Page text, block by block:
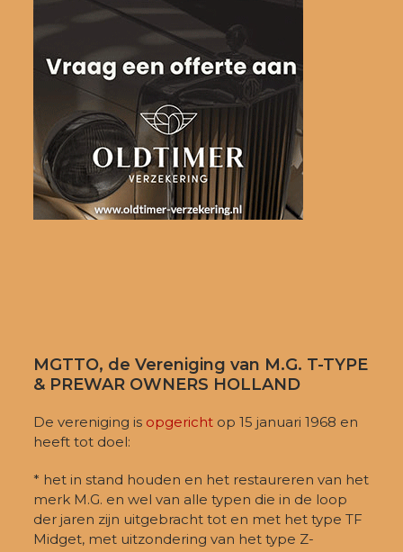
MGTTO, de Vereniging van M.G. T-TYPE
& PREWAR OWNERS HOLLAND
De vereniging is opgericht op 15 januari 1968 en
heeft tot doel:
* het in stand houden en het restaureren van het
merk M.G. en wel van alle typen die in de loop
der jaren zijn uitgebracht tot en met het type TF
Midget, met uitzondering van het type Z-